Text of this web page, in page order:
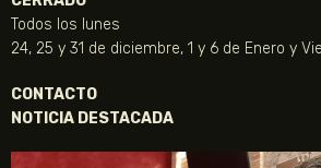
Todos los lunes
24, 25 y 31 de diciembre, 1 y 6 de Enero y
CONTACTO
NOTICIA DESTACADA